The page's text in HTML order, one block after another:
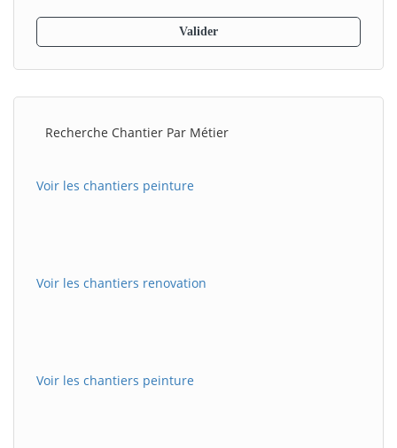
Recherche Chantier Par Métier
Voir les chantiers peinture
Voir les chantiers renovation
Voir les chantiers peinture